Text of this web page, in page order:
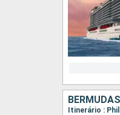
Itinerário :